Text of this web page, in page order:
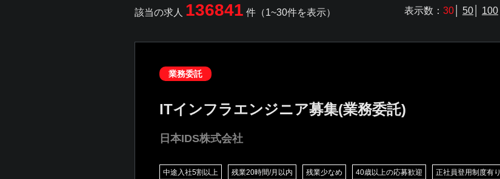
該当の求人 136841 件（1~30件を表示） 表示数： 30 50 100
業務委託
ITインフラエンジニア募集(業務委託)
日本IDS株式会社
中途入社5割以上 残業20時間/月以内 残業少なめ 40歳以上の応募歓迎 正社員登用制度有り